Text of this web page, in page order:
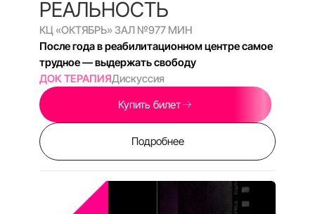
Купить билет
Подробнее